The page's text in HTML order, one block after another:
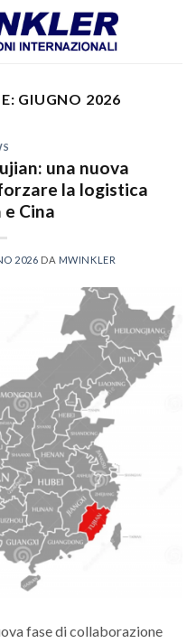
GIUGNO 2026
una nuova
la logistica
Cina
2026 DA MWINKLER
fase di collaborazione